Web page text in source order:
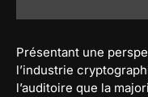
Présentant une
l’industrie
l’auditoire que la